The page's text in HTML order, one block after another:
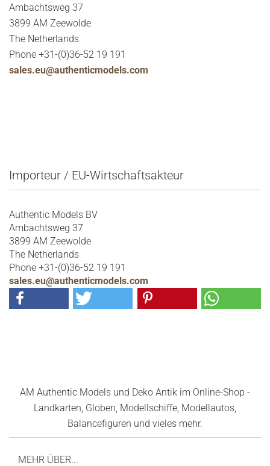
Ambachtsweg 37
3899 AM Zeewolde
The Netherlands
Phone +31-(0)36-52 19 191
sales.eu@authenticmodels.com
Importeur / EU-Wirtschaftsakteur
Authentic Models BV
Ambachtsweg 37
3899 AM Zeewolde
The Netherlands
Phone +31-(0)36-52 19 191
sales.eu@authenticmodels.com
AM Authentic Models und Deko Antik im Online-Shop -
Landkarten, Globen, Modellschiffe, Modellautos,
Balancefiguren und vieles mehr.
MEHR ÜBER...